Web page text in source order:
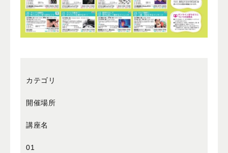
カテゴリ
開催場所
講座名
01